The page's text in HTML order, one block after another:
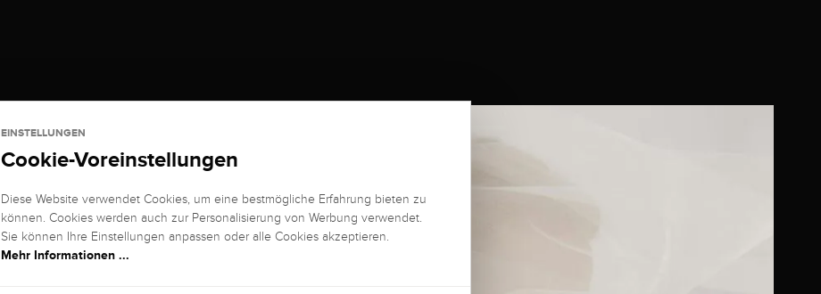
EINSTELLUNGEN
Cookie-Voreinstellungen
Diese Website verwendet Cookies, um eine bestmögliche Erfahrung bieten zu
können. Cookies werden auch zur Personalisierung von Werbung verwendet.
Sie können Ihre Einstellungen anpassen oder alle Cookies akzeptieren.
Mehr Informationen ...